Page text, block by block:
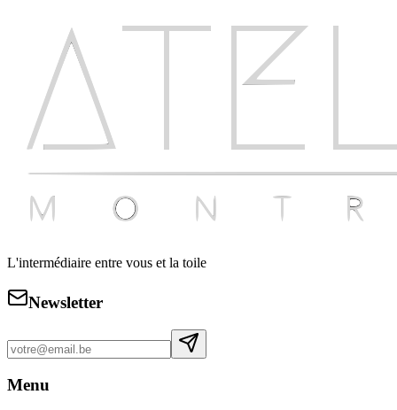
L'intermédiaire entre vous et la toile
Newsletter
Menu